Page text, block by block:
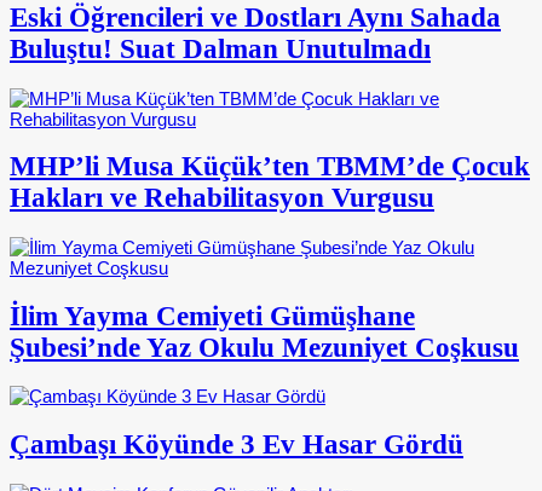
Eski Öğrencileri ve Dostları Aynı Sahada
Buluştu! Suat Dalman Unutulmadı
MHP’li Musa Küçük’ten TBMM’de Çocuk
Hakları ve Rehabilitasyon Vurgusu
İlim Yayma Cemiyeti Gümüşhane
Şubesi’nde Yaz Okulu Mezuniyet Coşkusu
Çambaşı Köyünde 3 Ev Hasar Gördü